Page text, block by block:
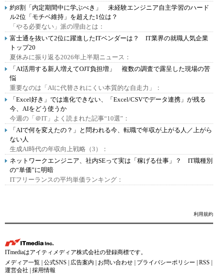
約8割「内定期間中に学ぶべき」 未経験エンジニア自主学習のハード
ル2位「モチベ維持」を超えた1位は？
「やる必要ない」派の理由とは：
富士通を抜いて2位に躍進したITベンダーは？ IT業界の就職人気企業
トップ20
夏休みに振り返る2026年上半期ニュース：
「AI活用する新人増えてOJT負担増」 複数の調査で露呈した現場の苦
悩
重要なのは「AIに代替されにくい本質的な自走力」：
「Excel好き」では進化できない、「Excel/CSVでデータ連携」が残る
今、AIをどう使うか
今週の「＠IT」よく読まれた記事“10選”：
「AIで何を変えたの？」と問われる今、転職で年収が上がる人／上がら
ない人
生成AI時代の年収向上戦略（3）：
ネットワークエンジニア、社内SEって実は「稼げる仕事」？ IT職種別
の“単価”に明暗
ITフリーランスの平均単価ランキング：
利用規約
ITmediaはアイティメディア株式会社の登録商標です。
メディア一覧 公式SNS 広告案内 お問い合わせ プライバシーポリシー RSS
運営会社
採用情報